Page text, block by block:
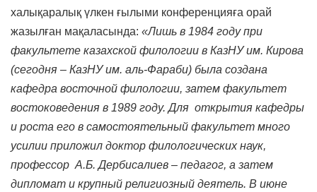
халықаралық үлкен ғылыми конференцияға орай
жазылған мақаласында: «Лишь в 1984 году при
факультете казахской филологии в КазНУ им. Кирова
(сегодня – КазНУ им. аль-Фараби) была создана
кафедра восточной филологии, затем факультет
востоковедения в 1989 году. Для открытия кафедры
и роста его в самостоятельный факультет много
усилии приложил доктор филологических наук,
профессор А.Б. Дербисалиев – педагог, а затем
дипломат и крупный религиозный деятель. В июне